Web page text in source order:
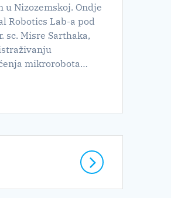
u Nizozemskoj. Ondje
Robotics Lab-a pod
sc. Misre Sarthaka,
mikrorobota…